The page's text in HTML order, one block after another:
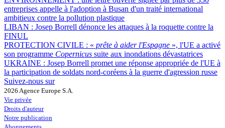
entreprises appelle à l'adoption à Busan d'un traité international
ambitieux contre la pollution plastique
LIBAN : Josep Borrell dénonce les attaques à la roquette contre la
FINUL
PROTECTION CIVILE : « prête à aider l'Espagne », l'UE a activé
son programme Copernicus suite aux inondations dévastatrices
UKRAINE : Josep Borrell promet une réponse appropriée de l'UE à
la participation de soldats nord-coréens à la guerre d'agression russe
Suivez-nous sur
2026 Agence Europe S.A.
Vie privée
Droits d'auteur
Notre publication